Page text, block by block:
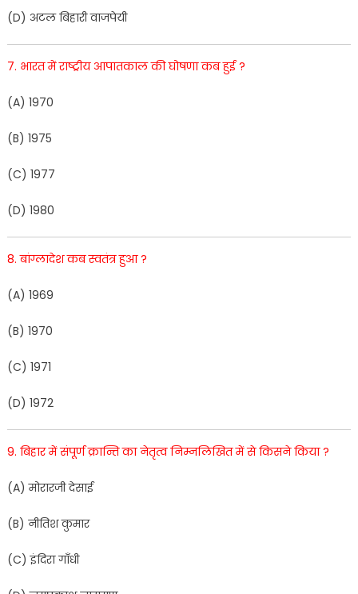
(D) अटलबिहारीवाजपेयी
7. भारतमेंराष्ट्रीय आपातकालकीघोषणाकबहुई?
(A) 1970
(B) 1975
(C) 1977
(D) 1980
8.बांग्लादेशकबस्वतंत्रहुआ?
(A) 1969
(B) 1970
(C) 1971
(D) 1972
9. बिहारमेंसंपूर्णक्रान्तिकानेतृत्वनिम्नलिखितमेंसेकिसनेकिया?
(A)मोरारजीदेसाई
(B) नीतिशकुमार
(C)इंदिरागाँधी